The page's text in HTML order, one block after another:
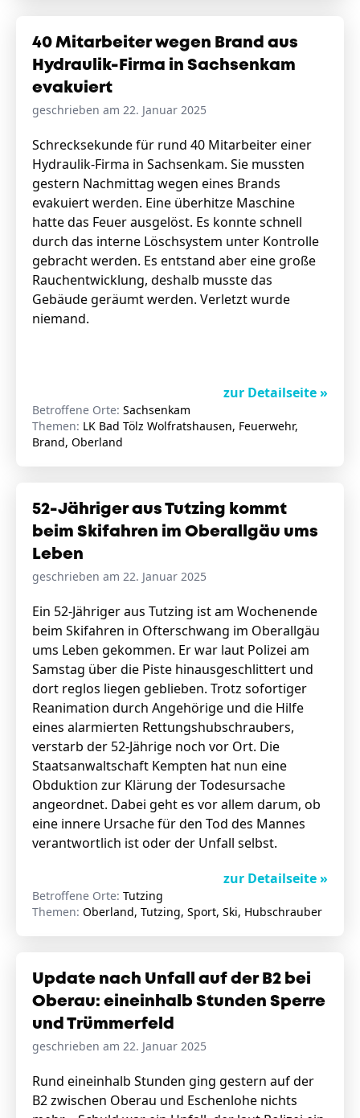
40 Mitarbeiter wegen Brand aus
Hydraulik-Firma in Sachsenkam
evakuiert
geschrieben am 22. Januar 2025
Schrecksekunde für rund 40 Mitarbeiter einer
Hydraulik-Firma in Sachsenkam. Sie mussten
gestern Nachmittag wegen eines Brands
evakuiert werden. Eine überhitze Maschine
hatte das Feuer ausgelöst. Es konnte schnell
durch das interne Löschsystem unter Kontrolle
gebracht werden. Es entstand aber eine große
Rauchentwicklung, deshalb musste das
Gebäude geräumt werden. Verletzt wurde
niemand.
zur Detailseite »
Betroffene Orte: Sachsenkam
Themen: LK Bad Tölz Wolfratshausen, Feuerwehr,
Brand, Oberland
52-Jähriger aus Tutzing kommt
beim Skifahren im Oberallgäu ums
Leben
geschrieben am 22. Januar 2025
Ein 52-Jähriger aus Tutzing ist am Wochenende
beim Skifahren in Ofterschwang im Oberallgäu
ums Leben gekommen. Er war laut Polizei am
Samstag über die Piste hinausgeschlittert und
dort reglos liegen geblieben. Trotz sofortiger
Reanimation durch Angehörige und die Hilfe
eines alarmierten Rettungshubschraubers,
verstarb der 52-Jährige noch vor Ort. Die
Staatsanwaltschaft Kempten hat nun eine
Obduktion zur Klärung der Todesursache
angeordnet. Dabei geht es vor allem darum, ob
eine innere Ursache für den Tod des Mannes
verantwortlich ist oder der Unfall selbst.
zur Detailseite »
Betroffene Orte: Tutzing
Themen: Oberland, Tutzing, Sport, Ski, Hubschrauber
Update nach Unfall auf der B2 bei
Oberau: eineinhalb Stunden Sperre
und Trümmerfeld
geschrieben am 22. Januar 2025
Rund eineinhalb Stunden ging gestern auf der
B2 zwischen Oberau und Eschenlohe nichts